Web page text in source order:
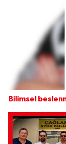
Bilimsel